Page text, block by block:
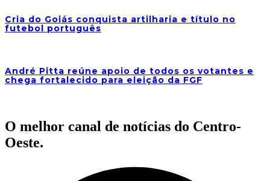
Cria do Goiás conquista artilharia e título no
futebol português
André Pitta reúne apoio de todos os votantes e
chega fortalecido para eleição da FGF
O melhor canal de notícias do Centro-
Oeste.